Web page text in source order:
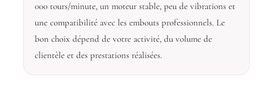
000 tours/minute, un moteur stable, peu de vibrations et
une compatibilité avec les embouts professionnels. Le
bon choix dépend de votre activité, du volume de
clientèle et des prestations réalisées.